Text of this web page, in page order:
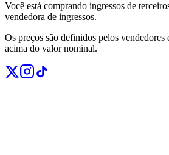
Você está comprando ingressos de
vendedora de ingressos.
Os preços são definidos pelos vendedores
acima do valor nominal.